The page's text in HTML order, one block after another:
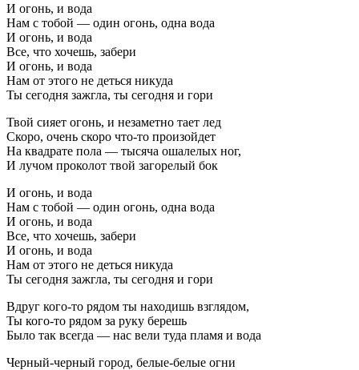
И огонь, и вода
Нам с тобой — один огонь, одна вода
И огонь, и вода
Все, что хочешь, забери
И огонь, и вода
Нам от этого не деться никуда
Ты сегодня зажгла, ты сегодня и гори
Твой сияет огонь, и незаметно тает лед
Скоро, очень скоро что-то произойдет
На квадрате пола — тысяча ошалелых ног,
И лучом проколот твой загорелый бок
И огонь, и вода
Нам с тобой — один огонь, одна вода
И огонь, и вода
Все, что хочешь, забери
И огонь, и вода
Нам от этого не деться никуда
Ты сегодня зажгла, ты сегодня и гори
Вдруг кого-то рядом ты находишь взглядом,
Ты кого-то рядом за руку берешь
Было так всегда — нас вели туда пламя и вода
Черный-черный город, белые-белые огни